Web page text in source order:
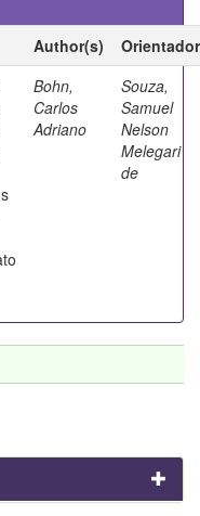
Author(s)
Orientador
Bohn,
Carlos
Adriano
Souza,
Samuel
Nelson
Melegari
de